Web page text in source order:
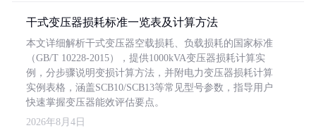
干式变压器损耗标准一览表及计算方法
本文详细解析干式变压器空载损耗、负载损耗的国家标准
（GB/T 10228-2015），提供1000kVA变压器损耗计算实
例，分步骤说明变损计算方法，并附电力变压器损耗计算
实例表格，涵盖SCB10/SCB13等常见型号参数，指导用户
快速掌握变压器能效评估要点。
2026年8月4日